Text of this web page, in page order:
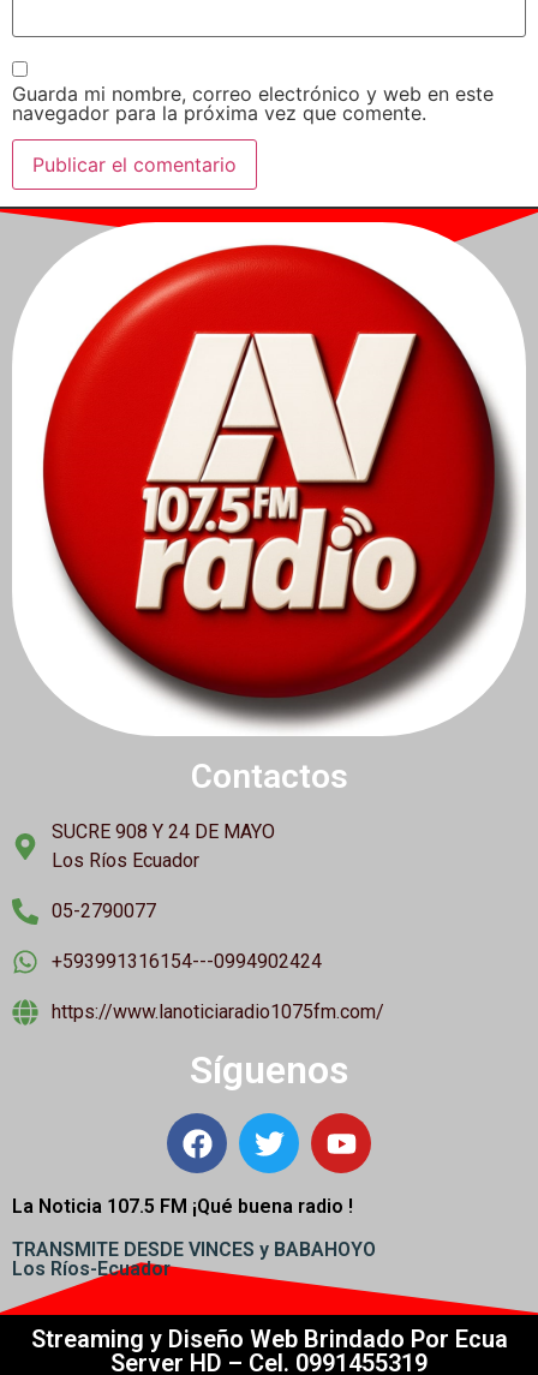
Guarda mi nombre, correo electrónico y web en este
navegador para la próxima vez que comente.
Contactos
SUCRE 908 Y 24 DE MAYO
Los Ríos Ecuador
05-2790077
+593991316154---0994902424
https://www.lanoticiaradio1075fm.com/
Síguenos
La Noticia 107.5 FM ¡Qué buena radio !
TRANSMITE DESDE VINCES y BABAHOYO
Los Ríos-Ecuador
Streaming y Diseño Web Brindado Por Ecua
Server HD – Cel. 0991455319